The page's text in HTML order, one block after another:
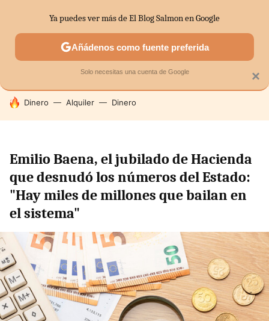
SECTORES ECONOMÍA DOMÉSTICA MERCADOS
HOY SE HABLA DE
Dinero Alquiler Dinero
Emilio Baena, el jubilado de Hacienda
que desnudó los números del Estado:
"Hay miles de millones que bailan en
el sistema"
×
Ya puedes ver más de El Blog Salmon en Google
Añádenos como fuente preferida
Solo necesitas una cuenta de Google